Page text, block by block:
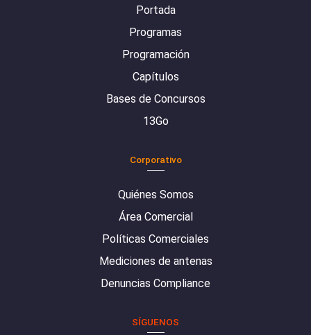
Portada
Programas
Programación
Capítulos
Bases de Concursos
13Go
Corporativo
Quiénes Somos
Área Comercial
Políticas Comerciales
Mediciones de antenas
Denuncias Compliance
SÍGUENOS